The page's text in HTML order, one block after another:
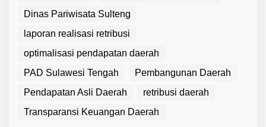
Dinas Pariwisata Sulteng
laporan realisasi retribusi
optimalisasi pendapatan daerah
PAD Sulawesi Tengah
Pembangunan Daerah
Pendapatan Asli Daerah
retribusi daerah
Transparansi Keuangan Daerah